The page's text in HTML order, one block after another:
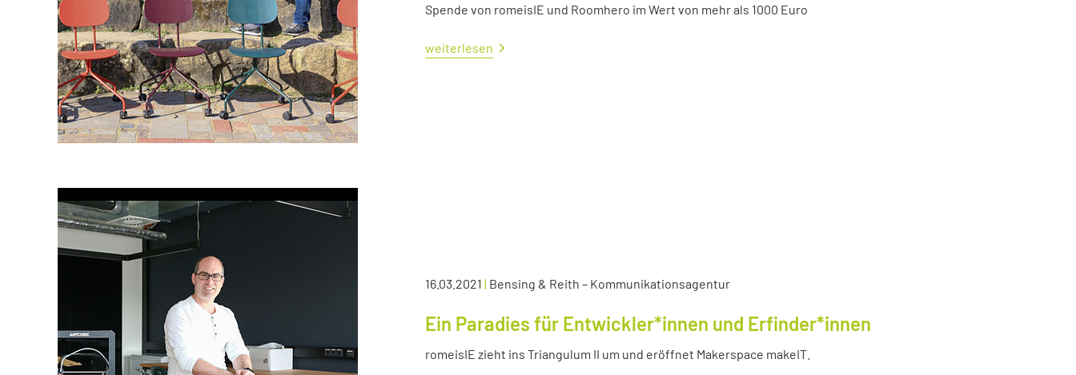
Spende von romeisIE und Roomhero im Wert von mehr als 1000 Euro
weiterlesen
16.03.2021 | Bensing & Reith – Kommunikationsagentur
Ein Paradies für Entwickler*innen und Erfinder*innen
romeisIE zieht ins Triangulum II um und eröffnet Makerspace makeIT.